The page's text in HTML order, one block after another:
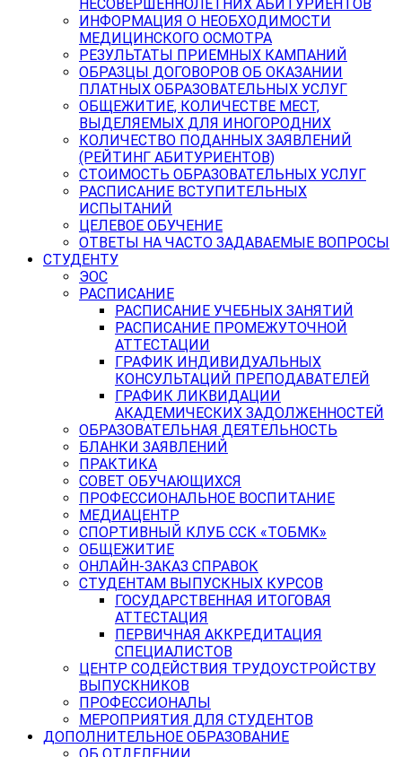
НЕСОВЕРШЕННОЛЕТНИХ АБИТУРИЕНТОВ
ИНФОРМАЦИЯ О НЕОБХОДИМОСТИ
МЕДИЦИНСКОГО ОСМОТРА
РЕЗУЛЬТАТЫ ПРИЕМНЫХ КАМПАНИЙ
ОБРАЗЦЫ ДОГОВОРОВ ОБ ОКАЗАНИИ
ПЛАТНЫХ ОБРАЗОВАТЕЛЬНЫХ УСЛУГ
ОБЩЕЖИТИЕ, КОЛИЧЕСТВЕ МЕСТ,
ВЫДЕЛЯЕМЫХ ДЛЯ ИНОГОРОДНИХ
КОЛИЧЕСТВО ПОДАННЫХ ЗАЯВЛЕНИЙ
(РЕЙТИНГ АБИТУРИЕНТОВ)
СТОИМОСТЬ ОБРАЗОВАТЕЛЬНЫХ УСЛУГ
РАСПИСАНИЕ ВСТУПИТЕЛЬНЫХ
ИСПЫТАНИЙ
ЦЕЛЕВОЕ ОБУЧЕНИЕ
ОТВЕТЫ НА ЧАСТО ЗАДАВАЕМЫЕ ВОПРОСЫ
СТУДЕНТУ
ЭОС
РАСПИСАНИЕ
РАСПИСАНИЕ УЧЕБНЫХ ЗАНЯТИЙ
РАСПИСАНИЕ ПРОМЕЖУТОЧНОЙ
АТТЕСТАЦИИ
ГРАФИК ИНДИВИДУАЛЬНЫХ
КОНСУЛЬТАЦИЙ ПРЕПОДАВАТЕЛЕЙ
ГРАФИК ЛИКВИДАЦИИ
АКАДЕМИЧЕСКИХ ЗАДОЛЖЕННОСТЕЙ
ОБРАЗОВАТЕЛЬНАЯ ДЕЯТЕЛЬНОСТЬ
БЛАНКИ ЗАЯВЛЕНИЙ
ПРАКТИКА
СОВЕТ ОБУЧАЮЩИХСЯ
ПРОФЕССИОНАЛЬНОЕ ВОСПИТАНИЕ
МЕДИАЦЕНТР
СПОРТИВНЫЙ КЛУБ ССК «ТОБМК»
ОБЩЕЖИТИЕ
ОНЛАЙН-ЗАКАЗ СПРАВОК
СТУДЕНТАМ ВЫПУСКНЫХ КУРСОВ
ГОСУДАРСТВЕННАЯ ИТОГОВАЯ
АТТЕСТАЦИЯ
ПЕРВИЧНАЯ АККРЕДИТАЦИЯ
СПЕЦИАЛИСТОВ
ЦЕНТР СОДЕЙСТВИЯ ТРУДОУСТРОЙСТВУ
ВЫПУСКНИКОВ
ПРОФЕССИОНАЛЫ
МЕРОПРИЯТИЯ ДЛЯ СТУДЕНТОВ
ДОПОЛНИТЕЛЬНОЕ ОБРАЗОВАНИЕ